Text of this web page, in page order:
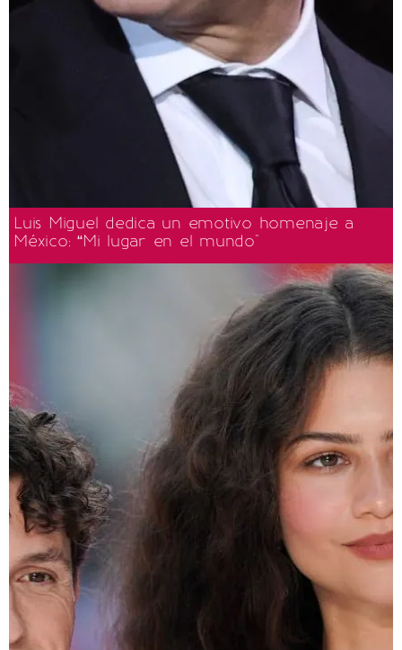
Luis Miguel dedica un emotivo homenaje a
México: “Mi lugar en el mundo"